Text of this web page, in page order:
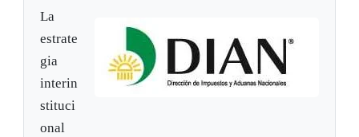
La
estrate
gia
interin
stituci
onal